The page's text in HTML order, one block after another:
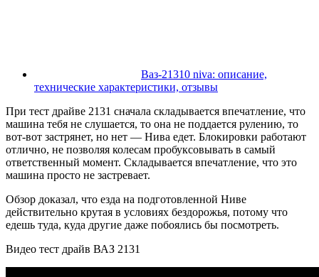
Ваз-21310 niva: описание,
технические характеристики, отзывы
При тест драйве 2131 сначала складывается впечатление, что
машина тебя не слушается, то она не поддается рулению, то
вот-вот застрянет, но нет — Нива едет. Блокировки работают
отлично, не позволяя колесам пробуксовывать в самый
ответственный момент. Складывается впечатление, что это
машина просто не застревает.
Обзор доказал, что езда на подготовленной Ниве
действительно крутая в условиях бездорожья, потому что
едешь туда, куда другие даже побоялись бы посмотреть.
Видео тест драйв ВАЗ 2131